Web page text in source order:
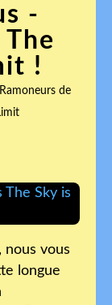
-
!
Ramoneurs de
nous vous
longue